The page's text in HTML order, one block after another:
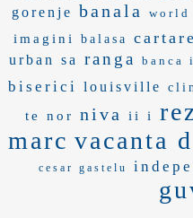
gorenje banala
imagini
balasa
urban sa ranga banca
biserici louisville
te nor niva ii i
marc vacanta
cesar gastelu